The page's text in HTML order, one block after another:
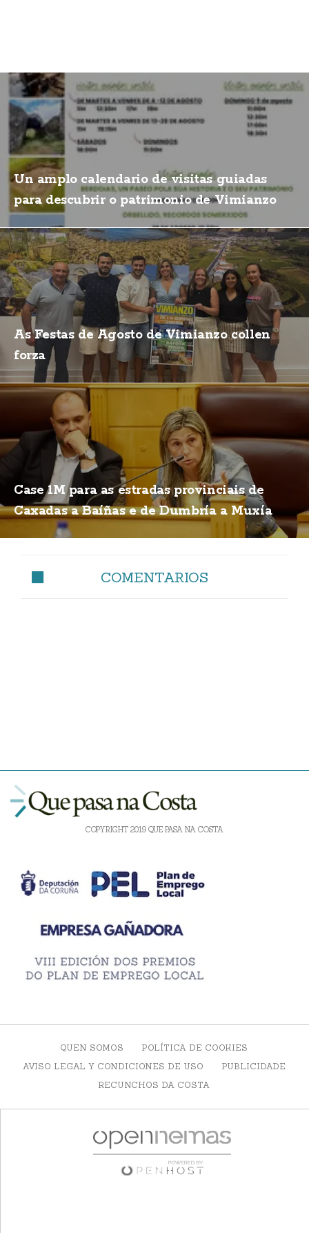
Un amplo calendario de visitas guiadas
para descubrir o patrimonio de Vimianzo
As Festas de Agosto de Vimianzo collen
forza
Case 1M para as estradas provinciais de
Caxadas a Baíñas e de Dumbría a Muxía
COMENTARIOS
COPYRIGHT 2019 QUE PASA NA COSTA
QUEN SOMOS
POLÍTICA DE COOKIES
AVISO LEGAL Y CONDICIONES DE USO
PUBLICIDADE
RECUNCHOS DA COSTA